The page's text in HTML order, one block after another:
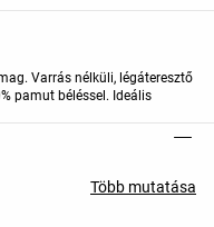
Varrás nélküli, légáteresztő
pamut béléssel. Ideális
Több mutatása